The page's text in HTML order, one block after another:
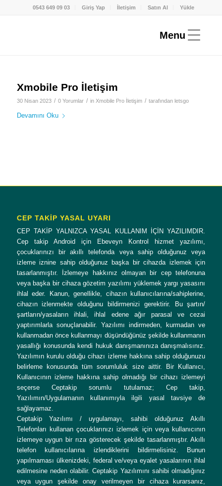
0543 649 09 03 Giriş Yap İletişim Satın Al Yükle
Xmobile Pro İletişim
30 Nisan 2023 / 0 Yorumlar / in Xmobile Pro İletişim / tarafından letsgo
Devamını Oku
CEP TAKİP YASAL UYARI
CEP TAKİP YALNIZCA YASAL KULLANIM İÇİN YAZILIMDIR.
Cep takip Android için Ebeveyn Kontrol hizmet yazılımı,
çocuklarınızı bir akıllı telefonda veya sahip olduğunuz veya
izleme iznine sahip olduğunuz başka bir cihazda izlemek için
tasarlanmıştır. İzlemeye hakkınız olmayan bir cep telefonuna
veya başka bir cihaza gözetim yazılımı yüklemek yargı yasasını
ihlal eder. Kanun, genellikle, cihazın kullanıcılarına/sahiplerine,
cihazın izlenmekte olduğunu bildirmenizi gerektirir. Bu şartın/
şartların/yasaların ihlali, ihlal edene ağır parasal ve cezai
yaptırımlarla sonuçlanabilir. Yazılımı indirmeden, kurmadan ve
kullanmadan önce kullanmayı düşündüğünüz şekilde kullanmanın
yasallığı konusunda kendi hukuk danışmanınıza danışmalısınız.
Yazılımın kurulu olduğu cihazı izleme hakkına sahip olduğunuzu
belirleme konusunda tüm sorumluluk size aittir. Bir Kullanıcı,
Kullanıcının izleme hakkına sahip olmadığı bir cihazı izlemeyi
seçerse Ceptakip sorumlu tutulamaz; Cep takip,
Yazılımın/Uygulamanın kullanımıyla ilgili yasal tavsiye de
sağlayamaz.
Ceptakip Yazılımı / uygulamayı, sahibi olduğunuz Akıllı
Telefonları kullanan çocuklarınızı izlemek için veya kullanıcının
izlemeye uygun bir rıza gösterecek şekilde tasarlanmıştır. Akıllı
telefon kullanıcılarına izlendiklerini bildirmelisiniz. Bunun
yapılmaması ülkenizdeki, federal ve/veya eyalet yasalarının ihlal
edilmesine neden olabilir. Ceptakip Yazılımını sahibi olmadığınız
veya uygun şekilde onay verilmeyen bir cihaza kurarsanız,